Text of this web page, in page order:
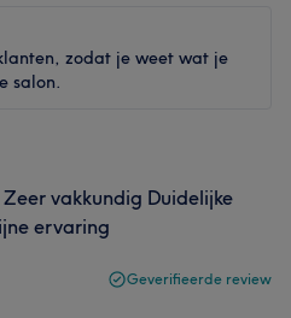
zodat je weet wat je
salon.
vakkundig Duidelijke
ervaring
Geverifieerde review